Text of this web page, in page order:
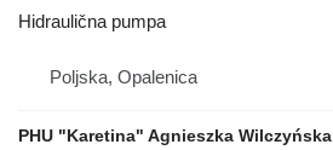
Hidraulična pumpa
Poljska, Opalenica
PHU "Karetina" Agnieszka Wilczyńska